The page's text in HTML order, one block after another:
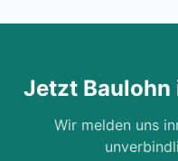
Jetzt Baulohn
Wir melden uns